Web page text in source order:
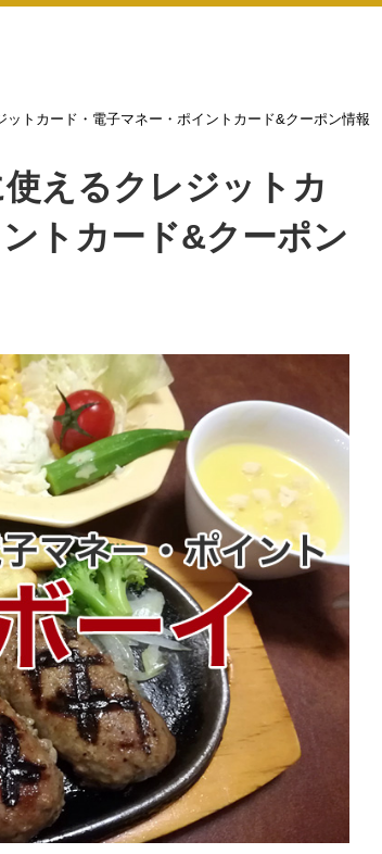
ットカード・電子マネー・ポイントカード&クーポン情報
えるクレジットカ
トカード&クーポン